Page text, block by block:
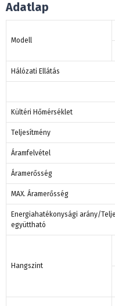
Adatlap
Modell
Hálózati Ellátás
Kültéri Hőmérséklet
Teljesítmény
Áramfelvétel
Áramerősség
MAX. Áramerősség
Energiahatékonysági arány/
együttható
Hangszint